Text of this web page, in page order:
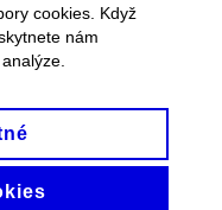
cookies. Když
nám